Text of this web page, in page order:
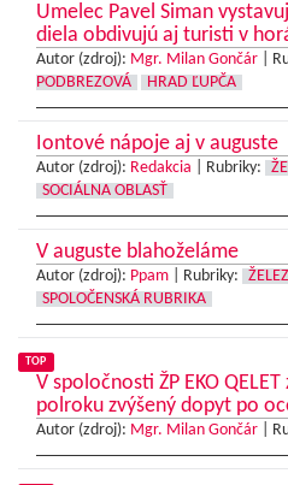
Umelec Pavel Siman
diela obdivujú aj turisti v
Autor (zdroj): Mgr. Milan Gončár
PODBREZOVÁ
HRAD ĽUPČA
Iontové nápoje aj v auguste
Autor (zdroj): Redakcia Rubriky:
SOCIÁLNA OBLASŤ
V auguste blahoželáme
Autor (zdroj): Ppam Rubriky:
SPOLOČENSKÁ RUBRIKA
TOP
V spoločnosti ŽP EKO
polroku zvýšený dopyt po
Autor (zdroj): Mgr. Milan Gončár